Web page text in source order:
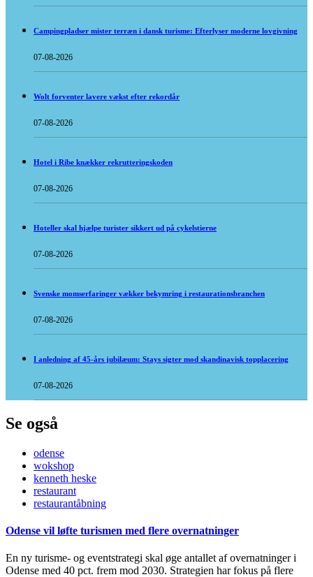
Campingpladser mister terræn i dansk turisme: Efterlyser moderne lovgivning
07-08-2026
Wolt forventer lavere vækst efter rekordår
07-08-2026
Hotel i Ribe knækker rekrutteringskoden
07-08-2026
Hoteller skal hjælpe turister sikkert ud på cykelstierne
07-08-2026
Svenske momserfaringer vækker bekymring i restaurationsbranchen
07-08-2026
I anledning af 45-års jubilæum: Stays sigter mod skandinavisk topplacering
07-08-2026
Se også
odense
wokshop
kenneth heske
restaurant
restaurantåbning
Odense vil løfte turismen med flere overnatninger
En ny turisme- og eventstrategi skal øge antallet af overnatninger i
Odense med 40 pct. frem mod 2030. Strategien har fokus på flere